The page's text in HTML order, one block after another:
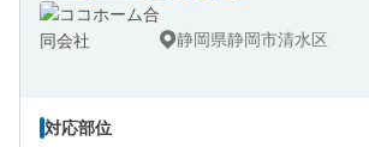
静岡県静岡市清水区
対応部位